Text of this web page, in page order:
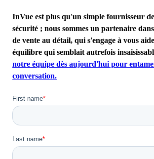
InVue est plus qu'un simple fournisseur
sécurité ; nous sommes un partenaire
de vente au détail, qui s'engage à vous
équilibre qui semblait autrefois
notre équipe dès aujourd'hui pour
conversation.